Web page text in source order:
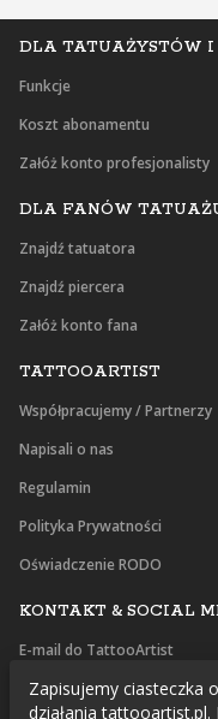
DLA TATUAŻYSTÓW I
Funkcje
Koszt abonamentu
Załóż konto profesjonalisty
DLA FANÓW
Znajdź tatuatora
Znajdź piercera
Załóż konto fana
TATTOOARTIST
Współpracujemy / Partnerzy
Napisali o nas
Regulamin
Polityka Prywatności
Oświadczenie RODO
KONTAKT & SOCIAL
E-mail do TattooArtist
Facebook
Zapisujemy ciasteczka
działania tattooartist.pl.